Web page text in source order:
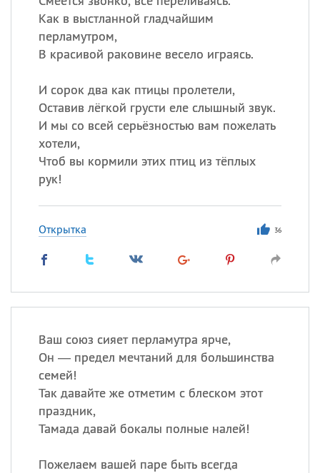
Как в выстланной гладчайшим
перламутром,
В красивой раковине весело играясь.
И сорок два как птицы пролетели,
Оставив лёгкой грусти еле слышный звук.
И мы со всей серьёзностью вам пожелать
хотели,
Чтоб вы кормили этих птиц из тёплых
рук!
Открытка 36
Ваш союз сияет перламутра ярче,
Он — предел мечтаний для большинства
семей!
Так давайте же отметим с блеском этот
праздник,
Тамада давай бокалы полные налей!
Пожелаем вашей паре быть всегда